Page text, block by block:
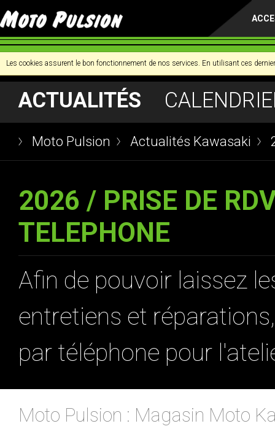
Les cookies assurent le bon fonctionnement de nos services. En utilisant ces
ACTUALITÉS
Moto Pulsion Actualités Kawasaki
2026 / PRISE DE
TELEPHONE
Afin de pouvoir laissez
entretiens et
par téléphone pour
Moto Pulsion : Magasin Moto